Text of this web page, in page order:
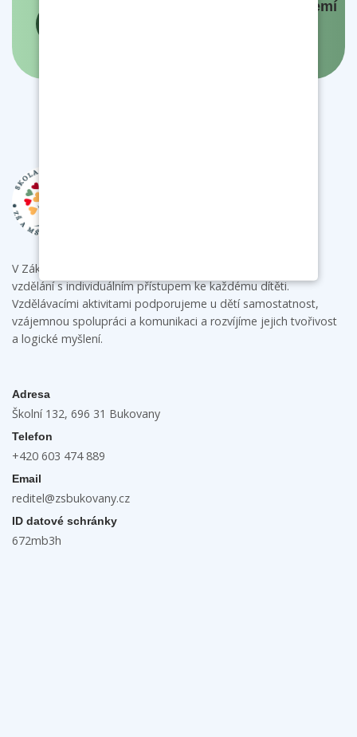
Panovníci a prezidenti českých zemí
V Základní škole a mateřské škole Bukovany poskytujeme
vzdělání s individuálním přístupem ke každému dítěti.
Vzdělávacími aktivitami podporujeme u dětí samostatnost,
vzájemnou spolupráci a komunikaci a rozvíjíme jejich tvořivost
a logické myšlení.
Adresa
Školní 132, 696 31 Bukovany
Telefon
+420 603 474 889
Email
reditel@zsbukovany.cz
ID datové schránky
672mb3h